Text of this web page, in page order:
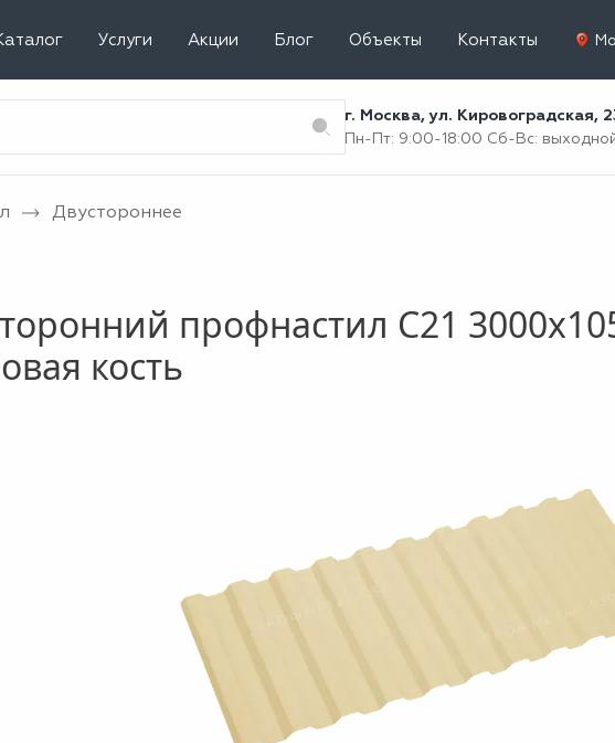
Услуги Акции Блог Объекты Контакты
г. Москва, ул. Кировоградская,
Пн-Пт: 9:00-18:00 Сб-Вс:
Двустороннее
профнастил С21
кость